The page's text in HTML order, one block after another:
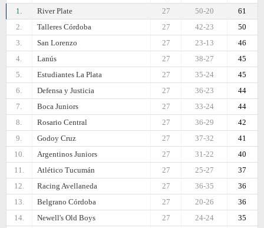
1.
River Plate 61
50-20
27
2.
Talleres Córdoba 50
42-23
27
3.
San Lorenzo 46
23-13
27
4.
Lanús 45
38-27
27
5.
Estudiantes La Plata 45
35-24
27
6.
Defensa y Justicia 44
36-23
27
7.
Boca Juniors 44
33-24
27
8.
Rosario Central 42
36-29
27
9.
Godoy Cruz 41
37-32
27
10.
Argentinos Juniors 40
31-22
27
11.
Atlético Tucumán 37
25-27
27
12.
Racing Avellaneda 36
36-35
27
13.
Belgrano Córdoba 36
20-26
27
14.
Newell's Old Boys 35
24-24
27